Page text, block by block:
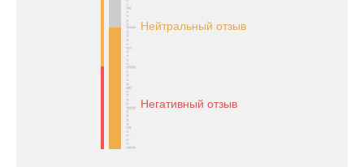
Нейтральный отзыв
Негативный отзыв